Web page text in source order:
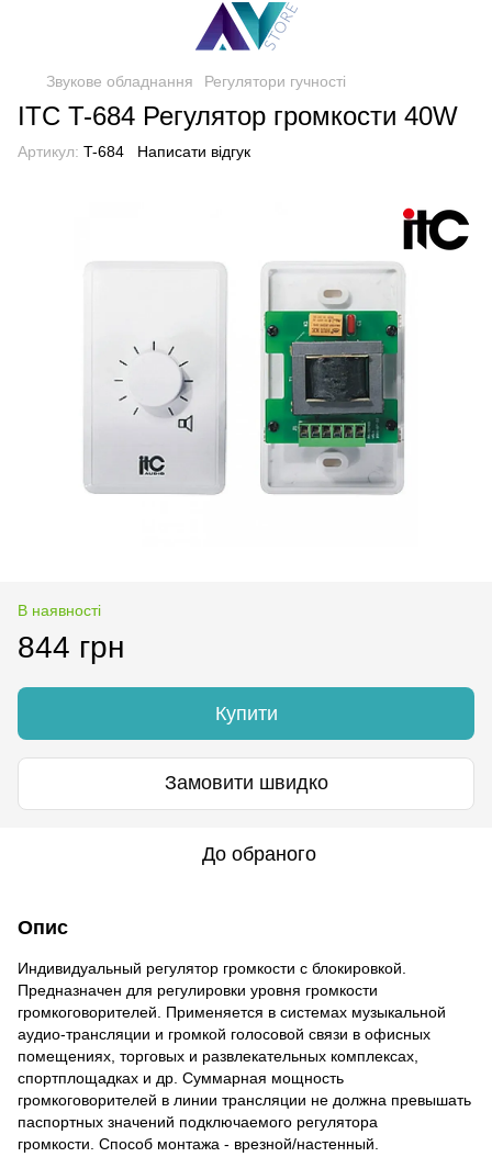
Звукове обладнання Регулятори гучності
ITC T-684 Регулятор громкости 40W
Артикул: T-684 Написати відгук
В наявності
844 грн
Купити
Замовити швидко
До обраного
Опис
Индивидуальный регулятор громкости с блокировкой.
Предназначен для регулировки уровня громкости
громкоговорителей. Применяется в системах музыкальной
аудио-трансляции и громкой голосовой связи в офисных
помещениях, торговых и развлекательных комплексах,
спортплощадках и др. Суммарная мощность
громкоговорителей в линии трансляции не должна превышать
паспортных значений подключаемого регулятора
громкости. Способ монтажа - врезной/настенный.